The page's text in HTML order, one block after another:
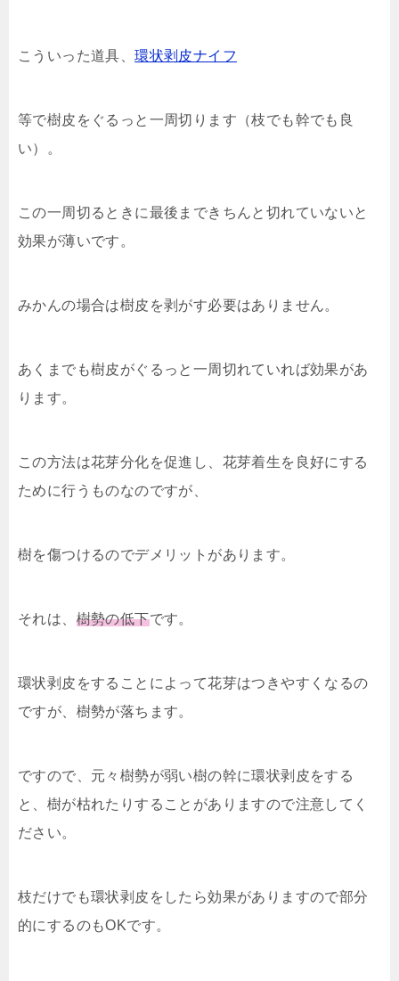
こういった道具、環状剥皮ナイフ
等で樹皮をぐるっと一周切ります（枝でも幹でも良
い）。
この一周切るときに最後まできちんと切れていないと
効果が薄いです。
みかんの場合は樹皮を剥がす必要はありません。
あくまでも樹皮がぐるっと一周切れていれば効果があ
ります。
この方法は花芽分化を促進し、花芽着生を良好にする
ために行うものなのですが、
樹を傷つけるのでデメリットがあります。
それは、 樹勢の低下です。
環状剥皮をすることによって花芽はつきやすくなるの
ですが、樹勢が落ちます。
ですので、元々樹勢が弱い樹の幹に環状剥皮をする
と、樹が枯れたりすることがありますので注意してく
ださい。
枝だけでも環状剥皮をしたら効果がありますので部分
的にするのもOKです。